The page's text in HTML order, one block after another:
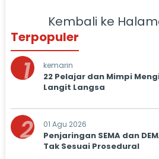
Kembali ke
Terpopuler
1 kemarin
22 Pelajar dan Mimpi
Langit Langsa
2 01 Agu 2026
Penjaringan SEMA dan
Tak Sesuai Prosedural